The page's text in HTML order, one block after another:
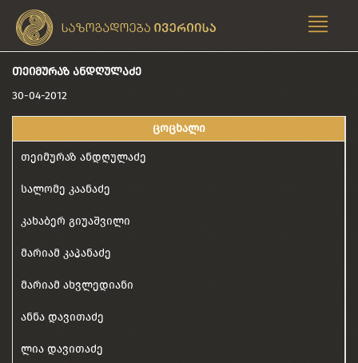
ᲗᲔᲘᲛᲣᲠᲐᲖ ᲐᲜᲓᲦᲣᲚᲐᲫᲔ
30-04-2012
ცოცხალი
თეიმურაზ ანდღულაძე
სალომე კაანაძე
კახაბერ გიუაშვილი
მარიამ კაპანაძე
მარიამ ახვლედიანი
ანნა დავითაძე
ლია დავითაძე